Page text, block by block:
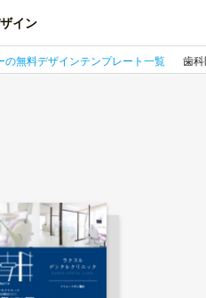
イン
の無料デザインテンプレート一覧 歯